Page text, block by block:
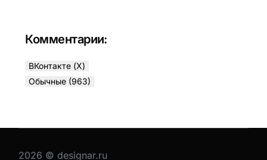
Комментарии:
ВКонтакте (X)
Обычные (963)
2026 © designar.ru